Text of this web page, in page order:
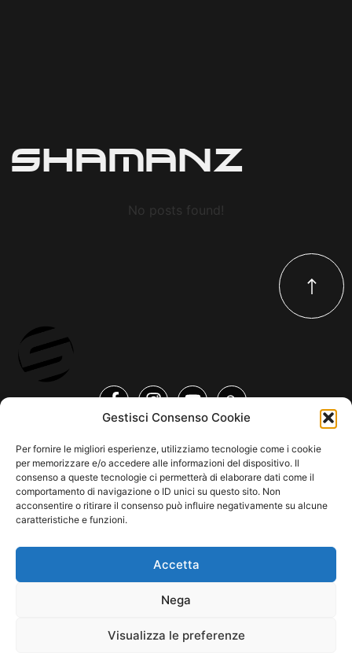
Gestisci Consenso Cookie
Per fornire le migliori esperienze, utilizziamo tecnologie come i cookie
per memorizzare e/o accedere alle informazioni del dispositivo. Il
consenso a queste tecnologie ci permetterà di elaborare dati come il
comportamento di navigazione o ID unici su questo sito. Non
acconsentire o ritirare il consenso può influire negativamente su alcune
caratteristiche e funzioni.
Accetta
Nega
Visualizza le preferenze
Shamanz
No posts found!
COPYRIGHT © 2026 SINDACATO DEL SUONO | MADE WITH
BY KDOPE
S.R.L. | P.IVA 11771560965. ALL RIGHTS RESERVED.